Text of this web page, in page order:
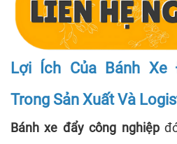
Lợi Ích Của Bánh Xe
Trong Sản Xuất Và
Bánh xe đẩy công nghiệp